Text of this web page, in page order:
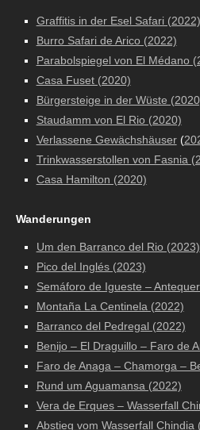
Graffitis in der Esel Safari (2022)
Burro Safari de Arico (2022)
Parabolspiegel von El Médano
Casa Fuset (2020)
Bürgersteige in der Wüste
Staudamm von El Rio (2020)
Verlassene Gewächshäuser(
Trinkwasserstollen von Fasnia
Casa Hamilton (2020)
Wanderungen
Um den Barranco del Rio (2023)
Pico del Inglés (2023)
Semáforo de Igueste –
Montaña La Centinela (2022)
Barranco del Pedregal (2022)
Benijo – El Draguillo – Faro de
Faro de Anaga – Chamorga –
Rund um Aguamansa (2022)
Vera de Erques – Wasserfall
Abstieg vom Wasserfall Chindia